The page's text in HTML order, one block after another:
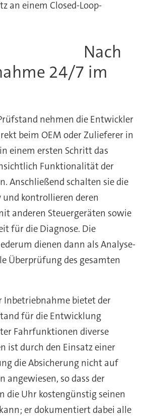
an einem Closed-Loop-
Nach
24/7 im
nehmen die Entwickler
beim OEM oder Zulieferer in
einem ersten Schritt das
Funktionalität der
Anschließend schalten sie die
und kontrollieren deren
anderen Steuergeräten sowie
für die Diagnose. Die
dienen dann als Analyse-
Überprüfung des gesamten
Inbetriebnahme bietet der
für die Entwicklung
Fahrfunktionen diverse
ist durch den Einsatz einer
die Absicherung nicht auf
angewiesen, so dass der
die Uhr kostengünstig seinen
er dokumentiert dabei alle